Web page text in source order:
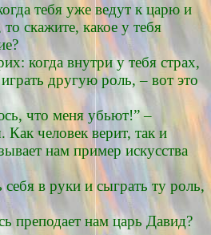
тебя уже ведут к царю и
скажите, какое у тебя
когда внутри у тебя страх,
другую роль, – вот это
что меня убьют!” –
человек верит, так и
нам пример искусства
себя в руки и сыграть ту роль,
преподает нам царь Давид?